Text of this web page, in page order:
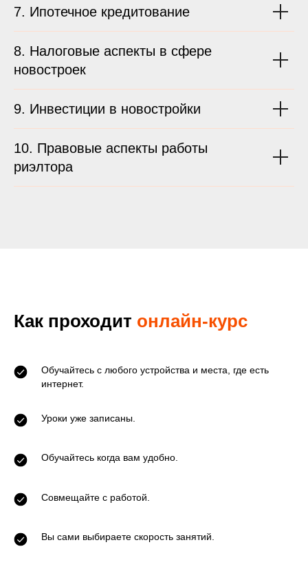
7. Ипотечное кредитование
8. Налоговые аспекты в сфере
новостроек
9. Инвестиции в новостройки
10. Правовые аспекты работы
риэлтора
Как проходит онлайн-курс
Обучайтесь с любого устройства и места, где есть
интернет.
Уроки уже записаны.
Обучайтесь когда вам удобно.
Совмещайте с работой.
Вы сами выбираете скорость занятий.